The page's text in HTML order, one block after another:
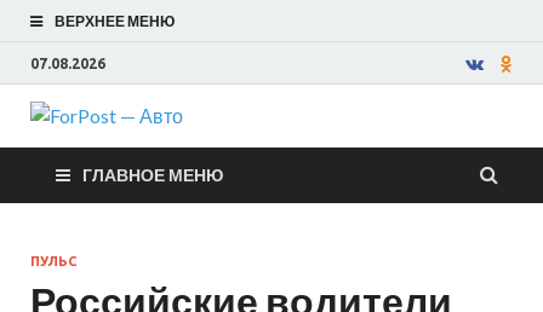
ВЕРХНЕЕ МЕНЮ
07.08.2026
ForPost —
Авто
ГЛАВНОЕ МЕНЮ
ПУЛЬС
Российские водители